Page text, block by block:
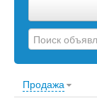
Продажа